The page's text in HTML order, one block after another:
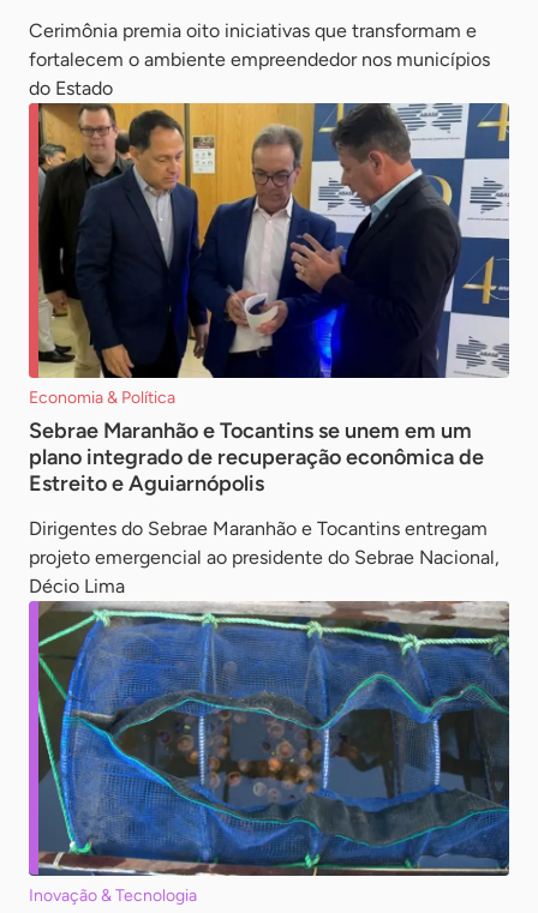
Cerimônia premia oito iniciativas que transformam e
fortalecem o ambiente empreendedor nos municípios
do Estado
Economia & Política
Sebrae Maranhão e Tocantins se unem em um
plano integrado de recuperação econômica de
Estreito e Aguiarnópolis
Dirigentes do Sebrae Maranhão e Tocantins entregam
projeto emergencial ao presidente do Sebrae Nacional,
Décio Lima
Inovação & Tecnologia